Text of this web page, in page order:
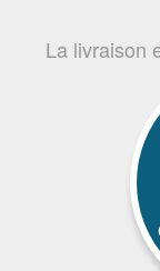
La livraison